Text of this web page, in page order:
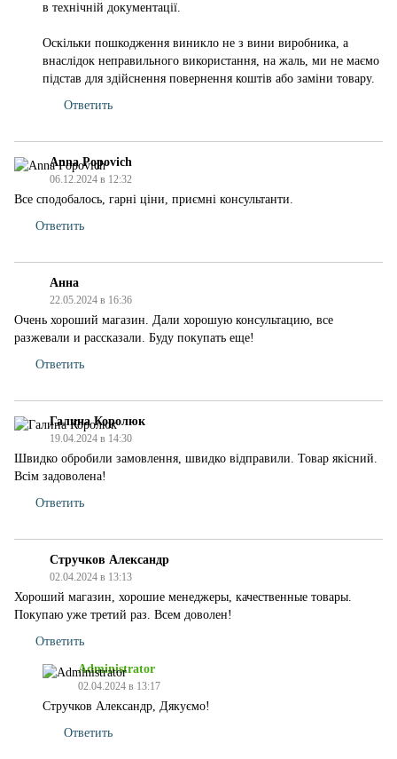
в технічній документації.
Оскільки пошкодження виникло не з вини виробника, а
внаслідок неправильного використання, на жаль, ми не маємо
підстав для здійснення повернення коштів або заміни товару.
Ответить
Anna Popovich
06.12.2024 в 12:32
Все сподобалось, гарні ціни, приємні консультанти.
Ответить
Анна
22.05.2024 в 16:36
Очень хороший магазин. Дали хорошую консультацию, все
разжевали и рассказали. Буду покупать еще!
Ответить
Галина Королюк
19.04.2024 в 14:30
Швидко обробили замовлення, швидко відправили. Товар якісний.
Всім задоволена!
Ответить
Стручков Александр
02.04.2024 в 13:13
Хороший магазин, хорошие менеджеры, качественные товары.
Покупаю уже третий раз. Всем доволен!
Ответить
Administrator
02.04.2024 в 13:17
Стручков Александр, Дякуємо!
Ответить